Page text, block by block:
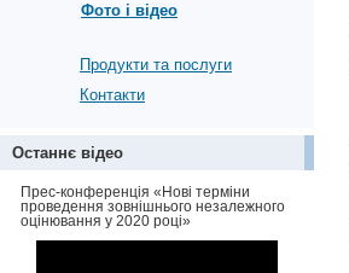
Фото і відео
Продукти та послуги
Контакти
Останнє відео
Прес-конференція «Нові терміни
проведення зовнішнього незалежного
оцінювання у 2020 році»